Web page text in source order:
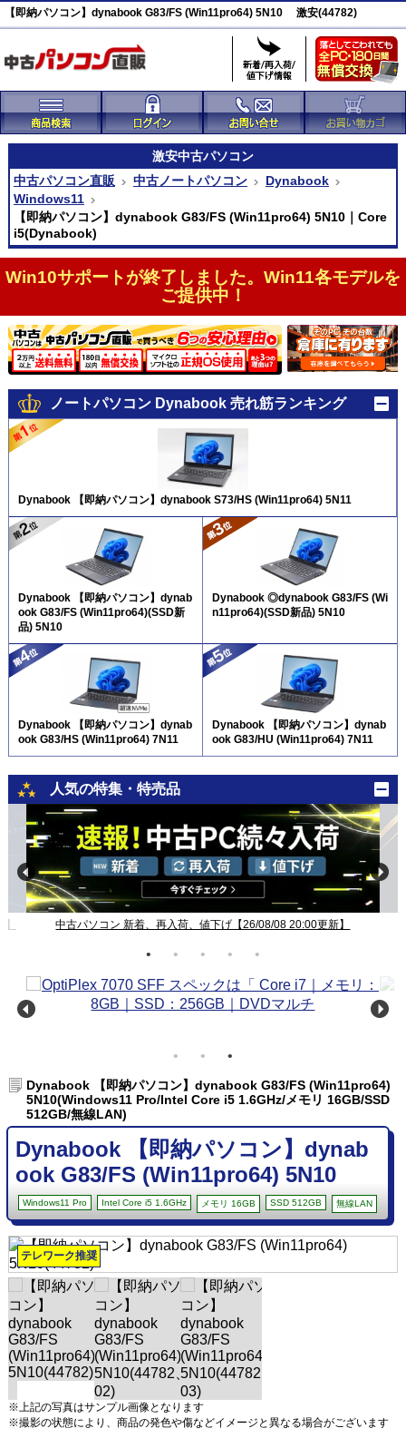
【即納パソコン】dynabook G83/FS (Win11pro64) 5N10 激安(44782)
激安中古パソコン
中古パソコン直販
中古ノートパソコン
Dynabook
Windows11
【即納パソコン】dynabook G83/FS (Win11pro64) 5N10｜Core
i5(Dynabook)
Win10サポートが終了しました。Win11各モデルを
ご提供中！
ノートパソコン Dynabook 売れ筋ランキング
Dynabook 【即納パソコン】dynabook S73/HS (Win11pro64) 5N11
Dynabook 【即納パソコン】dynab
ook G83/FS (Win11pro64)(SSD新
品) 5N10
Dynabook ◎dynabook G83/FS (Wi
n11pro64)(SSD新品) 5N10
Dynabook 【即納パソコン】dynab
ook G83/HS (Win11pro64) 7N11
Dynabook 【即納パソコン】dynab
ook G83/HU (Win11pro64) 7N11
人気の特集・特売品
Windows11ノート一覧【26/08/08 20:00更新】
Dynabook 【即納パソコン】dynabook G83/FS (Win11pro64)
5N10(Windows11 Pro/Intel Core i5 1.6GHz/メモリ 16GB/SSD
512GB/無線LAN)
Dynabook 【即納パソコン】dynab
ook G83/FS (Win11pro64) 5N10
Windows11 Pro Intel Core i5 1.6GHz メモリ 16GB SSD 512GB 無線LAN
テレワーク推奨
※上記の写真はサンプル画像となります
※撮影の状態により、商品の発色や傷などイメージと異なる場合がございます